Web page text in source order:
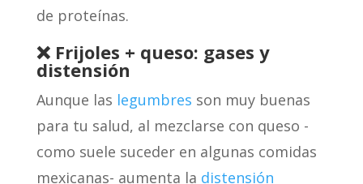
de proteínas.
❌ Frijoles + queso: gases y
distensión
Aunque las legumbres son muy buenas
para tu salud, al mezclarse con queso -
como suele suceder en algunas comidas
mexicanas- aumenta la distensión